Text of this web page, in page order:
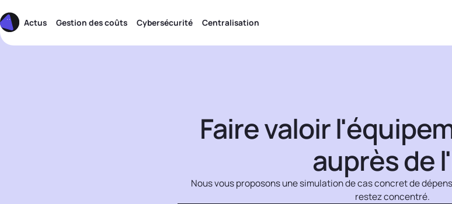
Actus Gestion des coûts Cybersécurité Centralisation
Faire valoir
auprès de
Nous vous proposons une simulation de cas concret de
restez concentré.